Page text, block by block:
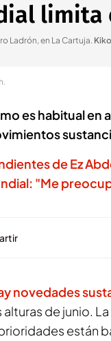
limita
Ladrón, en La Cartuja.
es habitual en
de Ez
"Me
novedades
alturas de junio.
están